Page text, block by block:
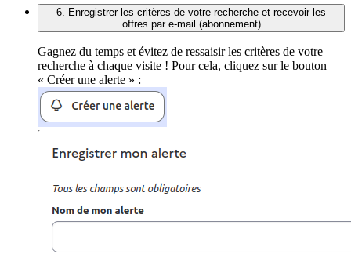
6. Enregistrer les critères de votre recherche et recevoir les
offres par e-mail (abonnement)
Gagnez du temps et évitez de ressaisir les critères de votre
recherche à chaque visite ! Pour cela, cliquez sur le bouton
« Créer une alerte » :